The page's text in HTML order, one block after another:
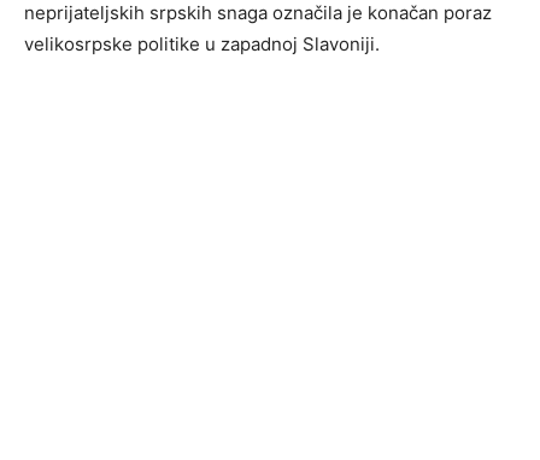
neprijateljskih srpskih snaga označila je konačan poraz
velikosrpske politike u zapadnoj Slavoniji.